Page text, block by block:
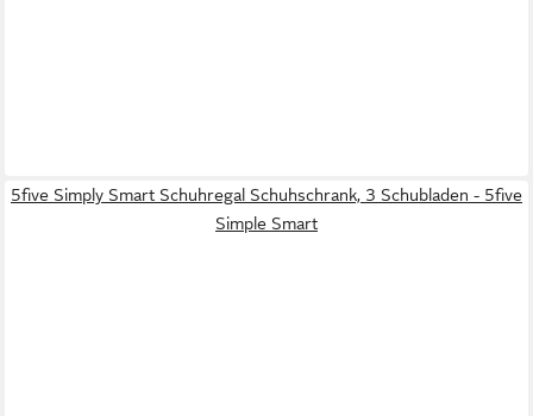
5five Simply Smart Schuhregal Schuhschrank, 3 Schubladen - 5five
Simple Smart